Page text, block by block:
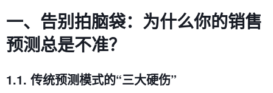
一、告别拍脑袋：为什么你的销售
预测总是不准？
1.1. 传统预测模式的“三大硬伤”